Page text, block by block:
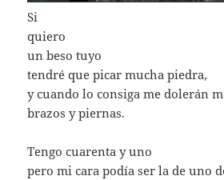
Si
quiero
un beso tuyo
tendré que picar mucha piedra,
y cuando lo consiga me dolerán
brazos y piernas.
Tengo cuarenta y uno
pero mi cara podía ser la de uno